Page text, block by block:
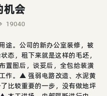
机会
19040
途。公司的新办公室装修，被
态，租下来就是这样的毛坯，
置图后，谈妥后，全包给装潢
作。▲ 强弱电路改造、水泥黄
比较重要的一步，没有做地坪